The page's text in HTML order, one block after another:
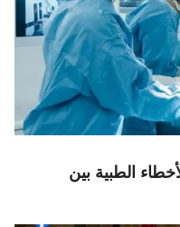
الطبية بين